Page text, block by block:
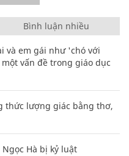
Bình luận nhiều
và em gái như 'chó với
vấn đề trong giáo dục
thức lượng giác bằng thơ,
Hà bị kỷ luật